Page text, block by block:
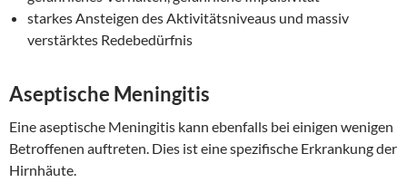
starkes Ansteigen des Aktivitätsniveaus und massiv
verstärktes Redebedürfnis
Aseptische Meningitis
Eine aseptische Meningitis kann ebenfalls bei einigen wenigen
Betroffenen auftreten. Dies ist eine spezifische Erkrankung der
Hirnhäute.